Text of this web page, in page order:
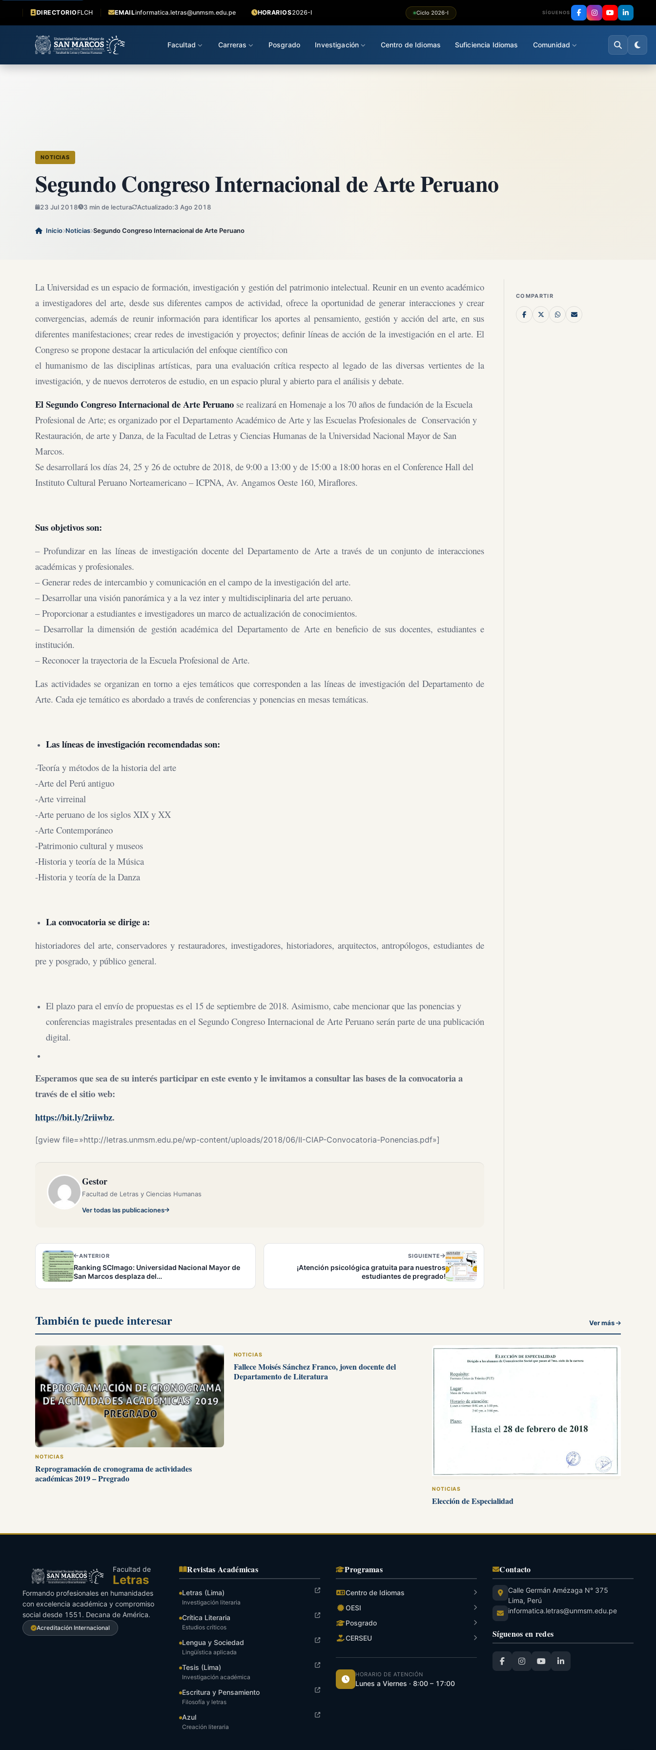
DIRECTORIO FLCH EMAILinformatica.letras@unmsm.edu.pe HORARIOS2026-I Ciclo 2026-I SÍGUENOS
Facultad Carreras Posgrado Investigación Centro de Idiomas Suficiencia Idiomas Comunidad
NOTICIAS
Segundo Congreso Internacional de Arte Peruano
23 Jul 2018 3 min de lectura Actualizado:3 Ago 2018
Inicio Noticias Segundo Congreso Internacional de Arte Peruano
La Universidad es un espacio de formación, investigación y gestión del patrimonio intelectual. Reunir en un evento académico
a investigadores del arte, desde sus diferentes campos de actividad, ofrece la oportunidad de generar interacciones y crear
convergencias, además de reunir información para identificar los aportes al pensamiento, gestión y acción del arte, en sus
diferentes manifestaciones; crear redes de investigación y proyectos; definir líneas de acción de la investigación en el arte. El
Congreso se propone destacar la articulación del enfoque científico con
el humanismo de las disciplinas artísticas, para una evaluación crítica respecto al legado de las diversas vertientes de la
investigación, y de nuevos derroteros de estudio, en un espacio plural y abierto para el análisis y debate.
El Segundo Congreso Internacional de Arte Peruano se realizará en Homenaje a los 70 años de fundación de la Escuela
Profesional de Arte; es organizado por el Departamento Académico de Arte y las Escuelas Profesionales de Conservación y
Restauración, de arte y Danza, de la Facultad de Letras y Ciencias Humanas de la Universidad Nacional Mayor de San
Marcos.
Se desarrollará los días 24, 25 y 26 de octubre de 2018, de 9:00 a 13:00 y de 15:00 a 18:00 horas en el Conference Hall del
Instituto Cultural Peruano Norteamericano – ICPNA, Av. Angamos Oeste 160, Miraflores.
Sus objetivos son:
– Profundizar en las líneas de investigación docente del Departamento de Arte a través de un conjunto de interacciones
académicas y profesionales.
– Generar redes de intercambio y comunicación en el campo de la investigación del arte.
– Desarrollar una visión panorámica y a la vez inter y multidisciplinaria del arte peruano.
– Proporcionar a estudiantes e investigadores un marco de actualización de conocimientos.
– Desarrollar la dimensión de gestión académica del Departamento de Arte en beneficio de sus docentes, estudiantes e
institución.
– Reconocer la trayectoria de la Escuela Profesional de Arte.
Las actividades se organizan en torno a ejes temáticos que corresponden a las líneas de investigación del Departamento de
Arte. Cada eje temático es abordado a través de conferencias y ponencias en mesas temáticas.
Las líneas de investigación recomendadas son:
-Teoría y métodos de la historia del arte
-Arte del Perú antiguo
-Arte virreinal
-Arte peruano de los siglos XIX y XX
-Arte Contemporáneo
-Patrimonio cultural y museos
-Historia y teoría de la Música
-Historia y teoría de la Danza
La convocatoria se dirige a:
historiadores del arte, conservadores y restauradores, investigadores, historiadores, arquitectos, antropólogos, estudiantes de
pre y posgrado, y público general.
El plazo para el envío de propuestas es el 15 de septiembre de 2018. Asimismo, cabe mencionar que las ponencias y
conferencias magistrales presentadas en el Segundo Congreso Internacional de Arte Peruano serán parte de una publicación
digital.
Esperamos que sea de su interés participar en este evento y le invitamos a consultar las bases de la convocatoria a
través de el sitio web:
https://bit.ly/2riiwbz.
[gview file=»http://letras.unmsm.edu.pe/wp-content/uploads/2018/06/II-CIAP-Convocatoria-Ponencias.pdf»]
Gestor
Facultad de Letras y Ciencias Humanas
Ver todas las publicaciones
ANTERIOR
Ranking SCImago: Universidad Nacional Mayor de
San Marcos desplaza del…
SIGUIENTE
¡Atención psicológica gratuita para nuestros
estudiantes de pregrado!
COMPARTIR
También te puede interesar Ver más
NOTICIAS
Reprogramación de cronograma de actividades
académicas 2019 – Pregrado
NOTICIAS
Fallece Moisés Sánchez Franco, joven docente del
Departamento de Literatura
NOTICIAS
Elección de Especialidad
Facultad de
Letras
Formando profesionales en humanidades
con excelencia académica y compromiso
social desde 1551. Decana de América.
Acreditación Internacional
Revistas Académicas
Letras (Lima)
Investigación literaria
Crítica Literaria
Estudios críticos
Lengua y Sociedad
Lingüística aplicada
Tesis (Lima)
Investigación académica
Escritura y Pensamiento
Filosofía y letras
Azul
Creación literaria
Programas
Centro de Idiomas
OESI
Posgrado
CERSEU
HORARIO DE ATENCIÓN
Lunes a Viernes · 8:00 – 17:00
Contacto
Calle Germán Amézaga N° 375
Lima, Perú
informatica.letras@unmsm.edu.pe
Síguenos en redes